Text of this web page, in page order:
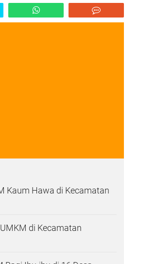
Kaum Hawa di Kecamatan
di Kecamatan